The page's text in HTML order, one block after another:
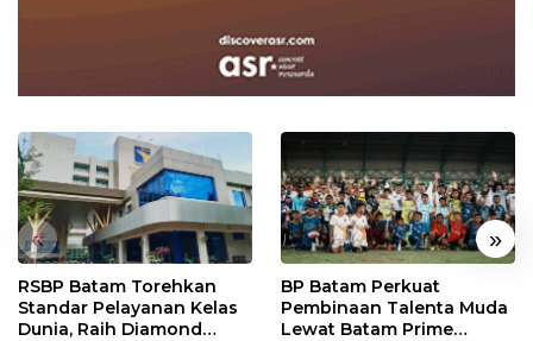
« »
RSBP Batam Torehkan
Standar Pelayanan Kelas
Dunia, Raih Diamond
BP Batam Perkuat
Pembinaan Talenta Muda
Lewat Batam Prime